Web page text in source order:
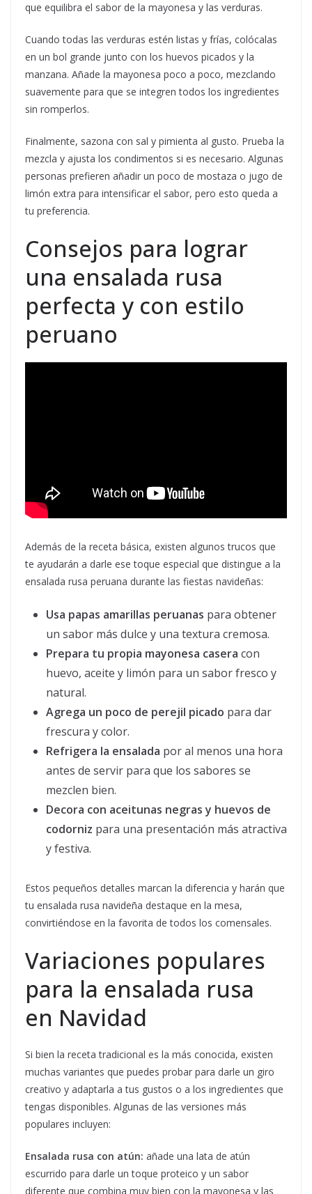
que equilibra el sabor de la mayonesa y las verduras.
Cuando todas las verduras estén listas y frías, colócalas
en un bol grande junto con los huevos picados y la
manzana. Añade la mayonesa poco a poco, mezclando
suavemente para que se integren todos los ingredientes
sin romperlos.
Finalmente, sazona con sal y pimienta al gusto. Prueba la
mezcla y ajusta los condimentos si es necesario. Algunas
personas prefieren añadir un poco de mostaza o jugo de
limón extra para intensificar el sabor, pero esto queda a
tu preferencia.
Consejos para lograr
una ensalada rusa
perfecta y con estilo
peruano
Además de la receta básica, existen algunos trucos que
te ayudarán a darle ese toque especial que distingue a la
ensalada rusa peruana durante las fiestas navideñas:
Usa papas amarillas peruanas para obtener
un sabor más dulce y una textura cremosa.
Prepara tu propia mayonesa casera con
huevo, aceite y limón para un sabor fresco y
natural.
Agrega un poco de perejil picado para dar
frescura y color.
Refrigera la ensalada por al menos una hora
antes de servir para que los sabores se
mezclen bien.
Decora con aceitunas negras y huevos de
codorniz para una presentación más atractiva
y festiva.
Estos pequeños detalles marcan la diferencia y harán que
tu ensalada rusa navideña destaque en la mesa,
convirtiéndose en la favorita de todos los comensales.
Variaciones populares
para la ensalada rusa
en Navidad
Si bien la receta tradicional es la más conocida, existen
muchas variantes que puedes probar para darle un giro
creativo y adaptarla a tus gustos o a los ingredientes que
tengas disponibles. Algunas de las versiones más
populares incluyen:
Ensalada rusa con atún: añade una lata de atún
escurrido para darle un toque proteico y un sabor
diferente que combina muy bien con la mayonesa y las